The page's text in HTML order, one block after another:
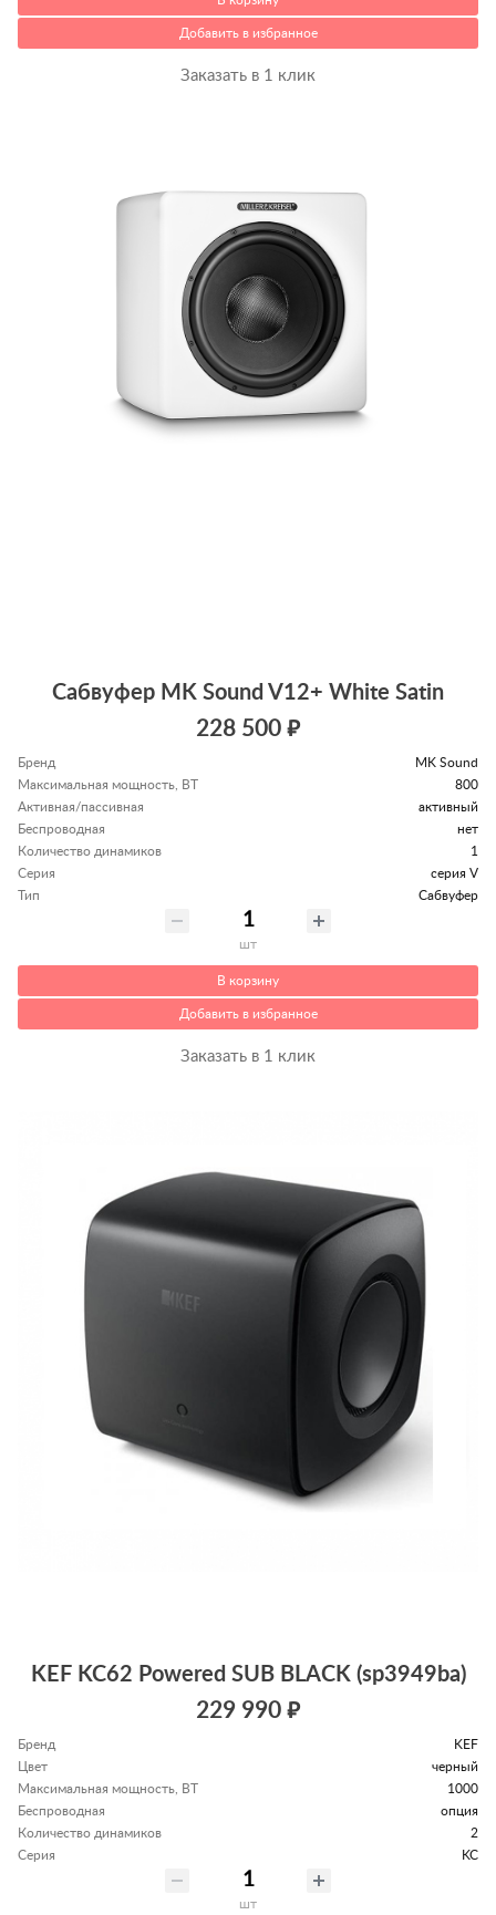
Добавить в избранное
Заказать в 1 клик
Сабвуфер MK Sound V12+ White Satin
228 500 ₽
Бренд
MK Sound
Максимальная мощность, ВТ
800
Активная/пассивная
активный
Беспроводная
нет
Количество динамиков
1
Серия
серия V
Тип
Сабвуфер
шт
В корзину
Добавить в избранное
Заказать в 1 клик
KEF KC62 Powered SUB BLACK (sp3949ba)
229 990 ₽
Бренд
KEF
Цвет
черный
Максимальная мощность, ВТ
1000
Беспроводная
опция
Количество динамиков
2
Серия
KC
шт